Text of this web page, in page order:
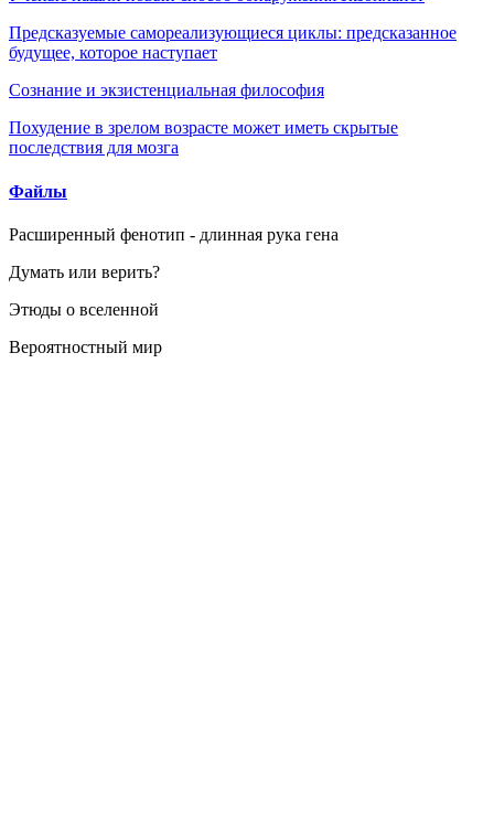
Предсказуемые самореализующиеся циклы: предсказанное
будущее, которое наступает
Сознание и экзистенциальная философия
Похудение в зрелом возрасте может иметь скрытые
последствия для мозга
Файлы
Расширенный фенотип - длинная рука гена
Думать или верить?
Этюды о вселенной
Вероятностный мир